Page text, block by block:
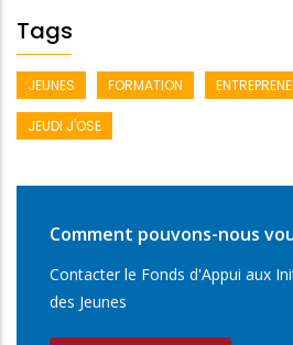
Tags
JEUNES FORMATION
JEUDI J'OSE
Comment pouvons-nous
Contacter le Fonds d'Appui aux
des Jeunes